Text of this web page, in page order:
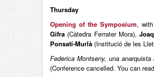
Thursday
Opening of the Symposium, with
Gifra (Càtedra Ferrater Mora),
Ponsatí-Murlà (Institució de les
Federica Montseny, una anarquista
(Conference cancelled. You can